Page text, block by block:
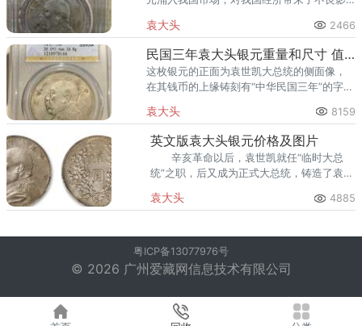
时期，袁世凯为了改变这一现象，便发行了
新的货币制度，并发行了袁大头
袁大头 2466
民国三年袁大头银元重量和尺寸 值多少人民币
这枚银元的正面为袁世凯大总统的侧面像，
在其钱币的上缘铸刻有“中华民国三年”的字
2.4mm。
袁大头 8159
英文版袁大头银元价格及图片
辛亥革命以后，袁世凯就任“临时大总
统”之职，后又成为正式大总统，铸造了袁大
袁大头 4885
粤ICP备13077976号
© 2026 广州爱藏网信息技术有限公司